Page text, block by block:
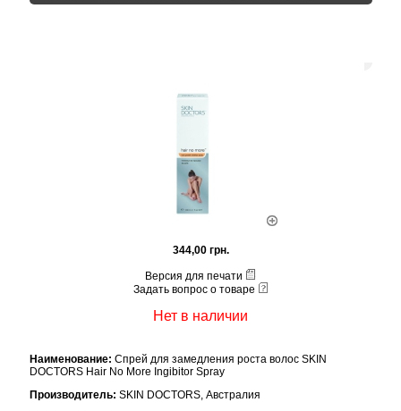
344,00 грн.
Версия для печати
Задать вопрос о товаре
Нет в наличии
Наименование: Спрей для замедления роста волос SKIN
DOCTORS Hair No More Ingibitor Spray
Производитель: SKIN DOCTORS, Австралия